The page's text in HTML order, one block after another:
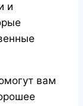
и
вам